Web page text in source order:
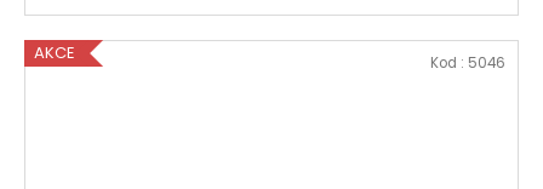
AKCE Kod : 5046